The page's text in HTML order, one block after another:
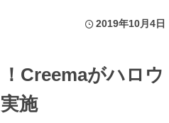
2019年10月4日
Creemaがハロウ
施